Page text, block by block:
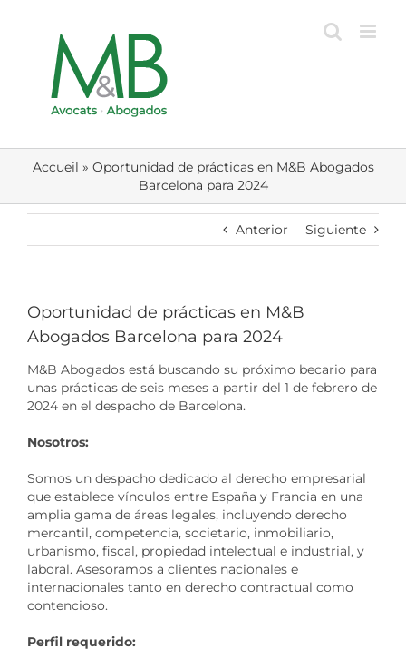
Accueil » Oportunidad de prácticas en M&B Abogados
Barcelona para 2024
Anterior Siguiente
Oportunidad de prácticas en M&B
Abogados Barcelona para 2024
M&B Abogados está buscando su próximo becario para
unas prácticas de seis meses a partir del 1 de febrero de
2024 en el despacho de Barcelona.
Nosotros:
Somos un despacho dedicado al derecho empresarial
que establece vínculos entre España y Francia en una
amplia gama de áreas legales, incluyendo derecho
mercantil, competencia, societario, inmobiliario,
urbanismo, fiscal, propiedad intelectual e industrial, y
laboral. Asesoramos a clientes nacionales e
internacionales tanto en derecho contractual como
contencioso.
Perfil requerido: